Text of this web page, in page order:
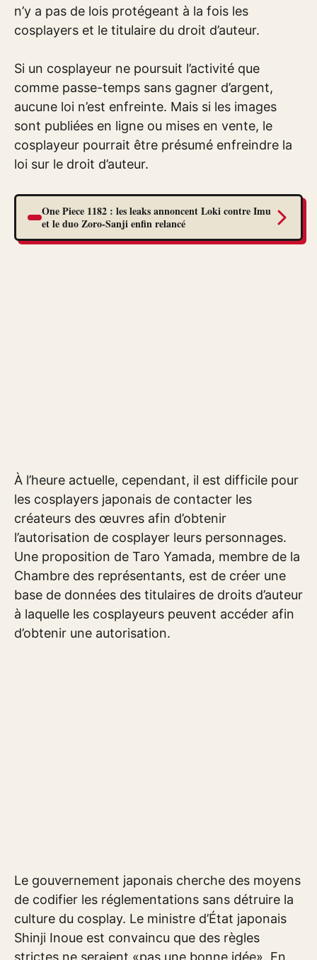
n’y a pas de lois protégeant à la fois les
cosplayers et le titulaire du droit d’auteur.
Si un cosplayeur ne poursuit l’activité que
comme passe-temps sans gagner d’argent,
aucune loi n’est enfreinte. Mais si les images
sont publiées en ligne ou mises en vente, le
cosplayeur pourrait être présumé enfreindre la
loi sur le droit d’auteur.
One Piece 1182 : les leaks annoncent Loki contre Imu
et le duo Zoro-Sanji enfin relancé
À l’heure actuelle, cependant, il est difficile pour
les cosplayers japonais de contacter les
créateurs des œuvres afin d’obtenir
l’autorisation de cosplayer leurs personnages.
Une proposition de Taro Yamada, membre de la
Chambre des représentants, est de créer une
base de données des titulaires de droits d’auteur
à laquelle les cosplayeurs peuvent accéder afin
d’obtenir une autorisation.
Le gouvernement japonais cherche des moyens
de codifier les réglementations sans détruire la
culture du cosplay. Le ministre d’État japonais
Shinji Inoue est convaincu que des règles
strictes ne seraient «pas une bonne idée». En